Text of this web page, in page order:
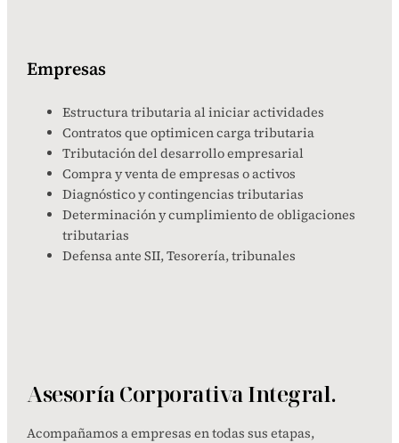
Empresas
Estructura tributaria al iniciar actividades
Contratos que optimicen carga tributaria
Tributación del desarrollo empresarial
Compra y venta de empresas o activos
Diagnóstico y contingencias tributarias
Determinación y cumplimiento de obligaciones
tributarias
Defensa ante SII, Tesorería, tribunales
Asesoría Corporativa Integral.
Acompañamos a empresas en todas sus etapas,